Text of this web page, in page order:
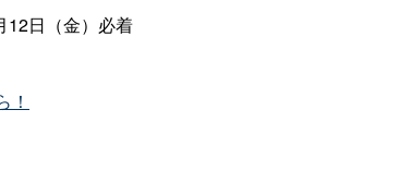
12日（金）必着
！